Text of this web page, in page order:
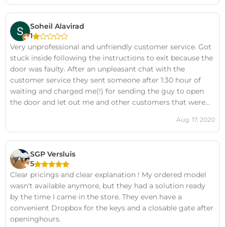
Soheil Alavirad
1
Very unprofessional and unfriendly customer service. Got
stuck inside following the instructions to exit because the
door was faulty. After an unpleasant chat with the
customer service they sent someone after 1:30 hour of
waiting and charged me(!) for sending the guy to open
the door and let out me and other customers that were
Aug. 17, 2020
SGP Versluis
5
Clear pricings and clear explanation ! My ordered model
wasn't available anymore, but they had a solution ready
by the time I came in the store. They even have a
convenient Dropbox for the keys and a closable gate after
openinghours.